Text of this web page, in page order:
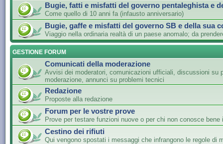
Bugie, fatti e misfatti del governo pentaleghista e
Come quello di 10 anni fa (infausto anniversario)
Bugie, gaffe e misfatti del governo SB e della sua
Viaggio nella ordinaria realtà di un paese anomalo; da
GESTIONE FORUM
Comunicati della moderazione
Avvisi dei moderatori, comunicazioni ufficiali, discussioni su
moderazione, annunci su problemi tecnici
Redazione
Proposte alla redazione
Forum per le vostre prove
Prove per testare funzioni nuove o per chi non conosce bene
Cestino dei rifiuti
Qui vengono spostati i messaggi che infrangono le regole di